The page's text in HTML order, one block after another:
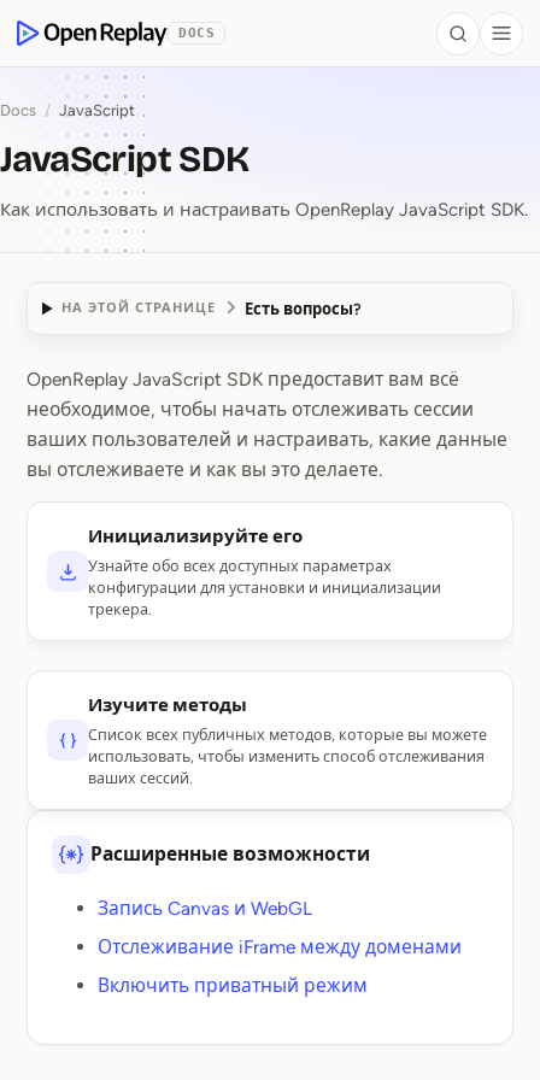
OpenReplay
DOCS Search
Docs / JavaScript
JavaScript SDK
Как использовать и настраивать OpenReplay JavaScript SDK.
НА ЭТОЙ СТРАНИЦЕ Есть вопросы?
JavaScript SDK
OpenReplay JavaScript SDK предоставит вам всё
необходимое, чтобы начать отслеживать сессии
ваших пользователей и настраивать, какие данные
вы отслеживаете и как вы это делаете.
Инициализируйте его
Узнайте обо всех доступных параметрах
конфигурации для установки и инициализации
трекера.
Изучите методы
Список всех публичных методов, которые вы можете
использовать, чтобы изменить способ отслеживания
ваших сессий.
Расширенные возможности
Запись Canvas и WebGL
Отслеживание iFrame между доменами
Включить приватный режим